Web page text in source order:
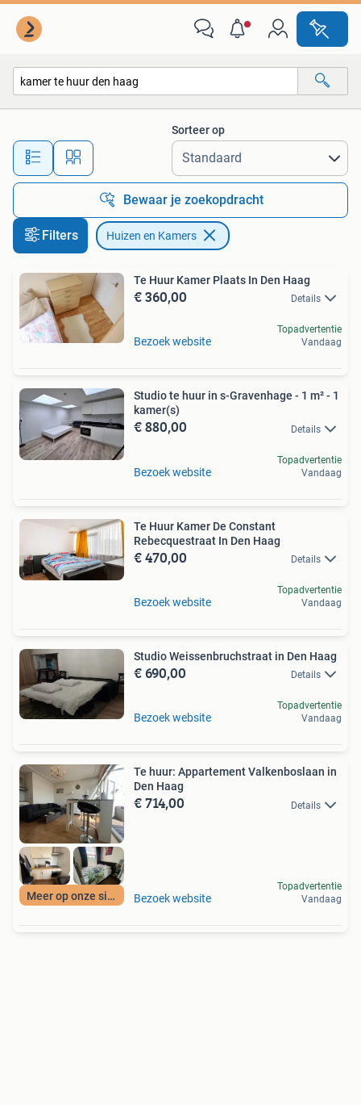
Alle afstanden…
Sorteer op
Bewaar je zoekopdracht
Filters Huizen en Kamers
Te Huur Kamer Plaats In Den Haag
€ 360,00 Details
Bezoek website
Topadvertentie
Vandaag
Studio te huur in s-Gravenhage - 1 m² - 1
kamer(s)
€ 880,00 Details
Bezoek website
Topadvertentie
Vandaag
Te Huur Kamer De Constant
Rebecquestraat In Den Haag
€ 470,00 Details
Bezoek website
Topadvertentie
Vandaag
Studio Weissenbruchstraat in Den Haag
€ 690,00 Details
Bezoek website
Topadvertentie
Vandaag
Meer op onze site
Te huur: Appartement Valkenboslaan in
Den Haag
€ 714,00 Details
Bezoek website
Topadvertentie
Vandaag